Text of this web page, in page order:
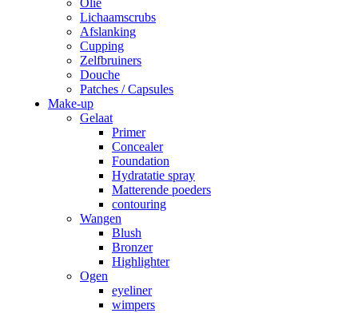
Olie
Lichaamscrubs
Afslanking
Cupping
Zelfbruiners
Douche
Patches / Capsules
Make-up
Gelaat
Primer
Concealer
Foundation
Hydratatie spray
Matterende poeders
contouring
Wangen
Blush
Bronzer
Highlighter
Ogen
eyeliner
wimpers